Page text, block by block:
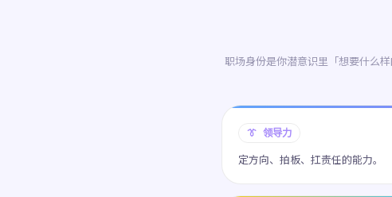
职场身份是你潜意识里「想要什么
👔 领导力
定方向、拍板、扛责任的能力。